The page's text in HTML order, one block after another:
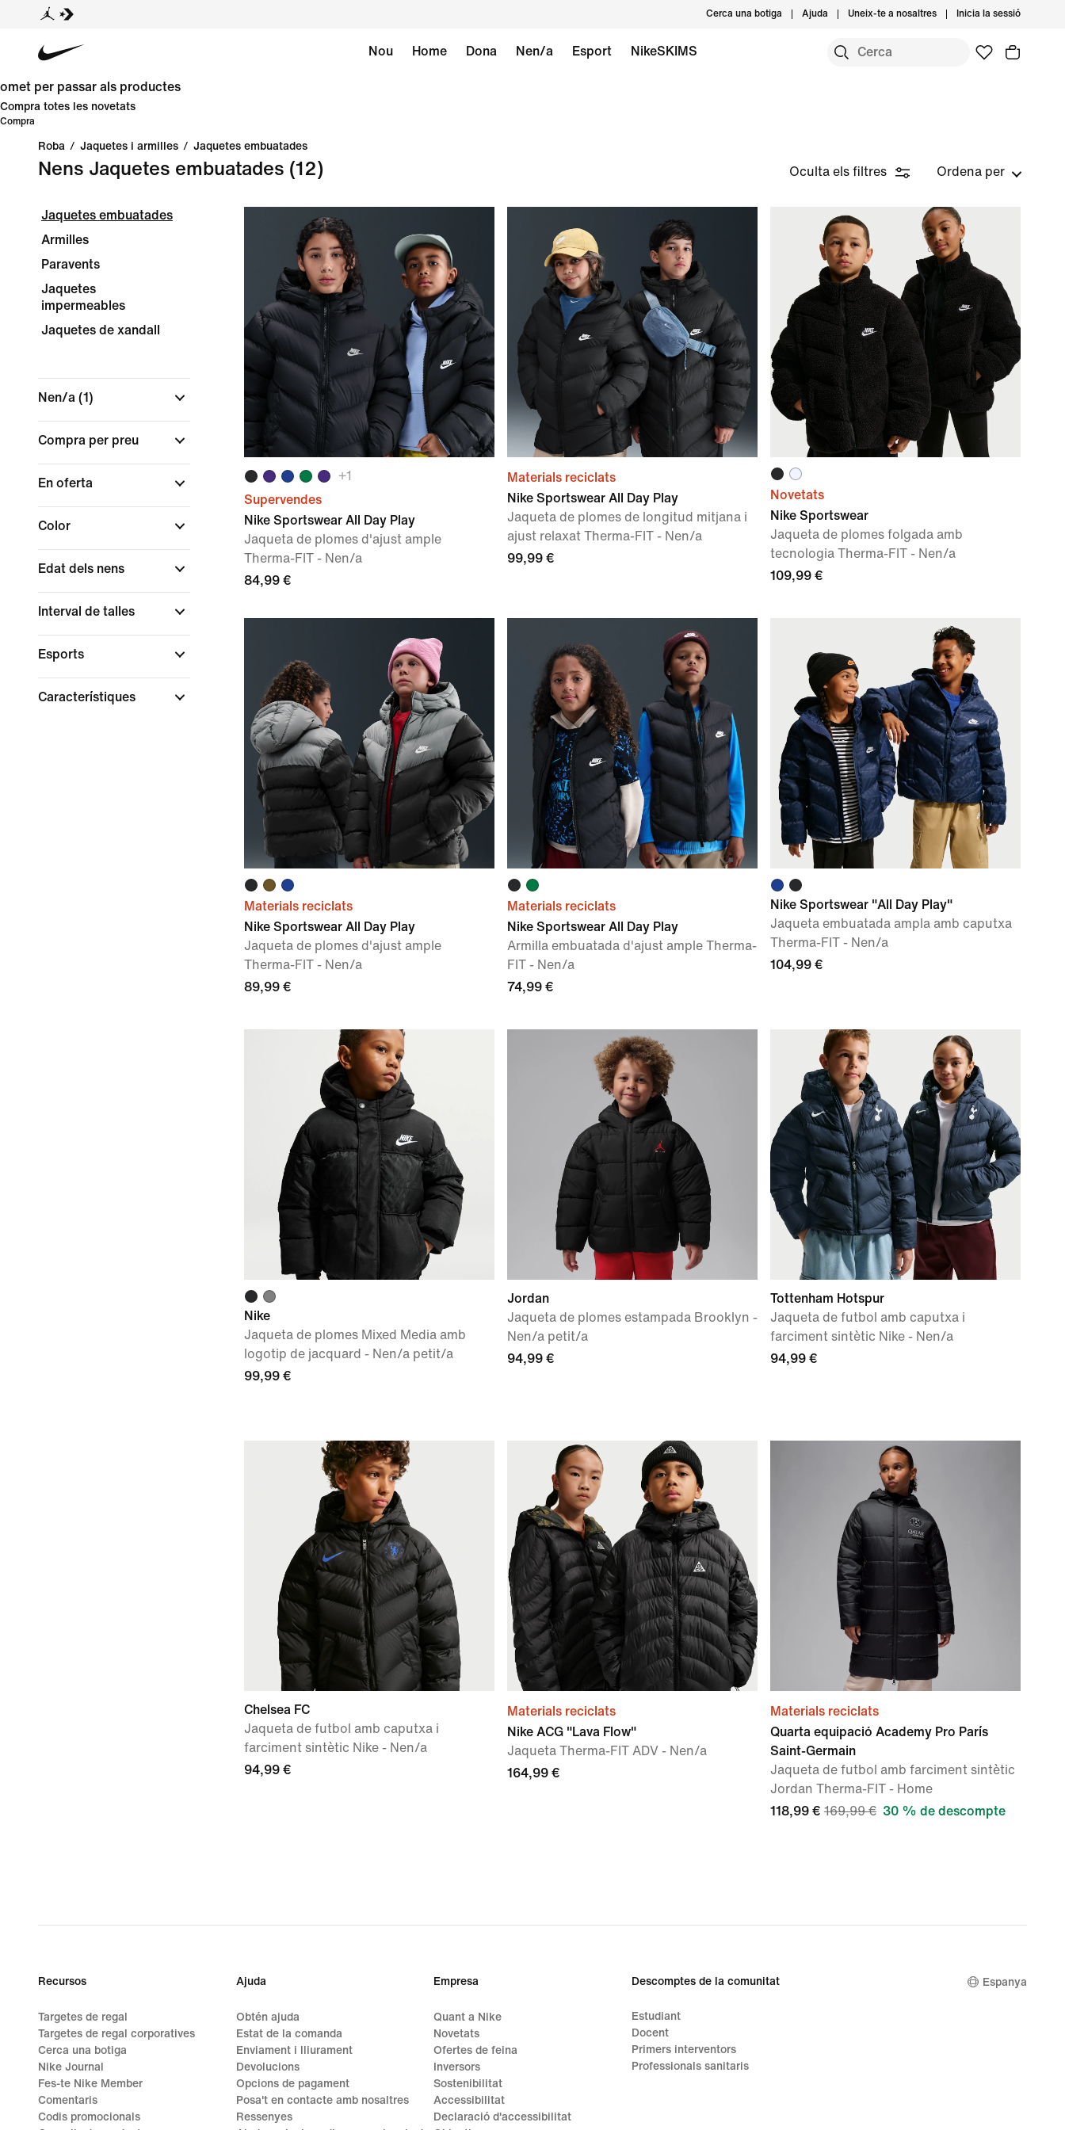
Cerca una botiga Ajuda Uneix-te a nosaltres Inicia la sessió
Nou Home Dona Nen/a Esport NikeSKIMS
omet per passar als productes
Compra totes les novetats
Compra
Roba / Jaquetes i armilles / Jaquetes embuatades
Nens Jaquetes embuatades (12) Oculta els filtres Ordena per
Jaquetes embuatades
Armilles
Paravents
Jaquetes
impermeables
Jaquetes de xandall
Nen/a (1)
Compra per preu
En oferta
Color
Edat dels nens
Interval de talles
Esports
Característiques
+1
Supervendes
Nike Sportswear All Day Play
Jaqueta de plomes d'ajust ample
Therma-FIT - Nen/a
84,99 €
Materials reciclats
Nike Sportswear All Day Play
Jaqueta de plomes de longitud mitjana i
ajust relaxat Therma-FIT - Nen/a
99,99 €
Novetats
Nike Sportswear
Jaqueta de plomes folgada amb
tecnologia Therma-FIT - Nen/a
109,99 €
Materials reciclats
Nike Sportswear All Day Play
Jaqueta de plomes d'ajust ample
Therma-FIT - Nen/a
89,99 €
Materials reciclats
Nike Sportswear All Day Play
Armilla embuatada d'ajust ample Therma-
FIT - Nen/a
74,99 €
Nike Sportswear "All Day Play"
Jaqueta embuatada ampla amb caputxa
Therma-FIT - Nen/a
104,99 €
Nike
Jaqueta de plomes Mixed Media amb
logotip de jacquard - Nen/a petit/a
99,99 €
Jordan
Jaqueta de plomes estampada Brooklyn -
Nen/a petit/a
94,99 €
Tottenham Hotspur
Jaqueta de futbol amb caputxa i
farciment sintètic Nike - Nen/a
94,99 €
Chelsea FC
Jaqueta de futbol amb caputxa i
farciment sintètic Nike - Nen/a
94,99 €
Materials reciclats
Nike ACG "Lava Flow"
Jaqueta Therma-FIT ADV - Nen/a
164,99 €
Materials reciclats
Quarta equipació Academy Pro París
Saint-Germain
Jaqueta de futbol amb farciment sintètic
Jordan Therma-FIT - Home
118,99 € 169,99 € 30 % de descompte
Recursos
Targetes de regal
Targetes de regal corporatives
Cerca una botiga
Nike Journal
Fes-te Nike Member
Comentaris
Codis promocionals
Ajuda
Obtén ajuda
Estat de la comanda
Enviament i lliurament
Devolucions
Opcions de pagament
Posa't en contacte amb nosaltres
Ressenyes
Empresa
Quant a Nike
Novetats
Ofertes de feina
Inversors
Sostenibilitat
Accessibilitat
Declaració d'accessibilitat
Descomptes de la comunitat
Estudiant
Docent
Primers interventors
Professionals sanitaris
Espanya